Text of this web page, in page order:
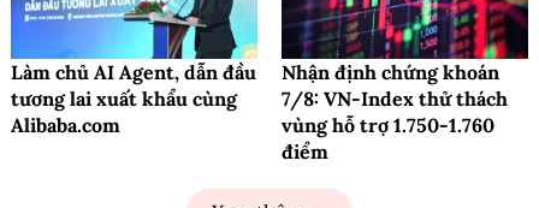
Làm chủ AI Agent, dẫn đầu
tương lai xuất khẩu cùng
Alibaba.com
Nhận định chứng khoán
7/8: VN-Index thử thách
vùng hỗ trợ 1.750-1.760
điểm